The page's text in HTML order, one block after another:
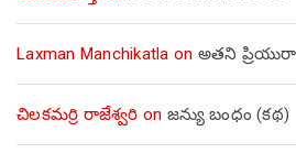
Laxman Manchikatla on అతని
చిలకమర్రి రాజేశ్వరి on జన్యు బంధం (కథ)